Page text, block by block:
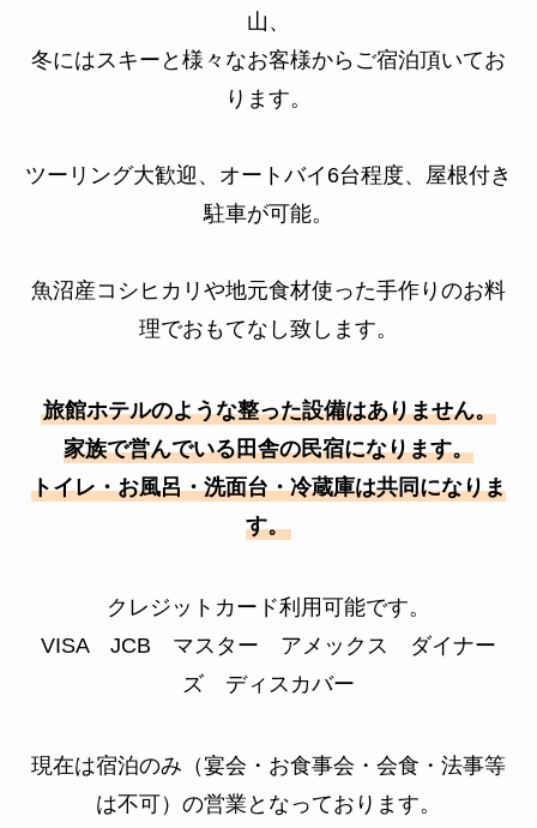
山、
冬にはスキーと様々なお客様からご宿泊頂いてお
ります。
ツーリング大歓迎、オートバイ6台程度、屋根付き
駐車が可能。
魚沼産コシヒカリや地元食材使った手作りのお料
理でおもてなし致します。
旅館ホテルのような整った設備はありません。
家族で営んでいる田舎の民宿になります。
トイレ・お風呂・洗面台・冷蔵庫は共同になりま
す。
クレジットカード利用可能です。
VISA JCB マスター アメックス ダイナー
ズ ディスカバー
現在は宿泊のみ（宴会・お食事会・会食・法事等
は不可）の営業となっております。